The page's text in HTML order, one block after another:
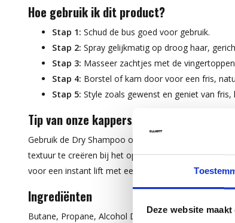
Deze website
Hoe gebruik ik dit product?
Stap 1: Schud de bus goed voor gebruik.
Stap 2: Spray gelijkmatig op droog haar,
Stap 3: Masseer zachtjes met de
Stap 4: Borstel of kam door voor een fris,
Stap 5: Style zoals gewenst en geniet van fris,
Tip van onze kappers
Gebruik de Dry Shampoo om je kapsel op te frissen
textuur te creëren bij het opsteken of vlechten.
voor een instant lift met een frisse geur.
Ingrediënten
Butane, Propane, Alcohol Denat., Isobutane,